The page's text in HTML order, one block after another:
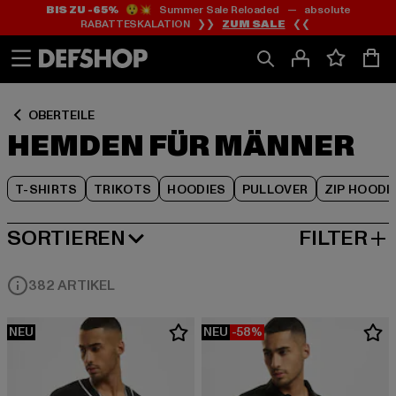
Zum
Inhalt
springen
Zum
Fußzeile
springen
BIS ZU -65%😲💥 Summer Sale Reloaded — absolute
RABATTESKALATION ❯❯ ZUM SALE ❮❮
OBERTEILE
HEMDEN FÜR MÄNNER
T-SHIRTS TRIKOTS HOODIES PULLOVER ZIP
Zum
Produktraster
springen
SORTIEREN
BELIEBTESTE FILTER
382 ARTIKEL
NEU NEU -58%